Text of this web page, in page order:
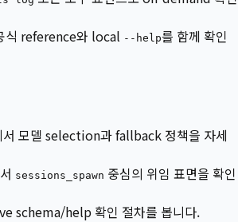
식 reference와 local --help를 함께 확인
서 모델 selection과 fallback 정책을 자세
sessions_spawn 중심의 위임 표면을 확인
schema/help 확인 절차를 봅니다.